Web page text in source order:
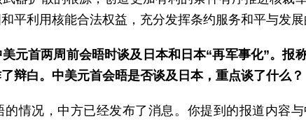
平利用核能合法权益，充分发挥条约服务和平与发展
元首两周前会晤时谈及日本和日本“再军事化”。报
辩白。中美元首会晤是否谈及日本，重点谈了什么？
情况，中方已经发布了消息。你提到的报道内容